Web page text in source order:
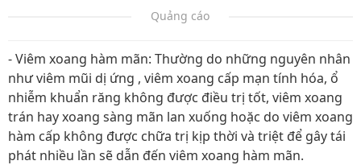
Quảng cáo
- Viêm xoang hàm mãn: Thường do những nguyên nhân
như viêm mũi dị ứng , viêm xoang cấp mạn tính hóa, ổ
nhiễm khuẩn răng không được điều trị tốt, viêm xoang
trán hay xoang sàng mãn lan xuống hoặc do viêm xoang
hàm cấp không được chữa trị kịp thời và triệt để gây tái
phát nhiều lần sẽ dẫn đến viêm xoang hàm mãn.